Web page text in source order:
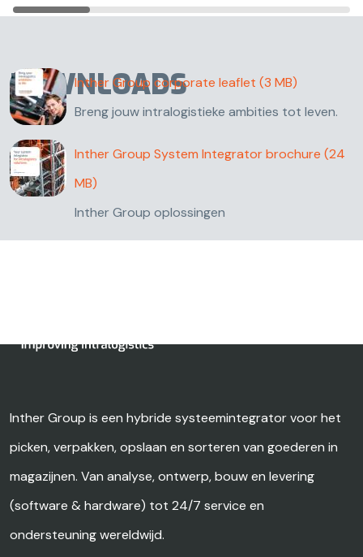
DOWNLOADS
Inther Group corporate leaflet (3 MB)
Breng jouw intralogistieke ambities tot leven.
Inther Group System Integrator brochure (24
MB)
Inther Group oplossingen
Inther Group is een hybride systeemintegrator voor het
picken, verpakken, opslaan en sorteren van goederen in
magazijnen. Van analyse, ontwerp, bouw en levering
(software & hardware) tot 24/7 service en
ondersteuning wereldwijd.